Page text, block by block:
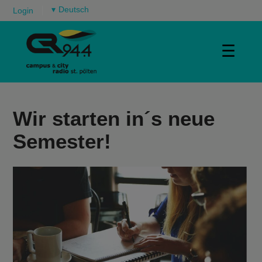
Login ▾
☰
Wir starten in´s neue
Semester!